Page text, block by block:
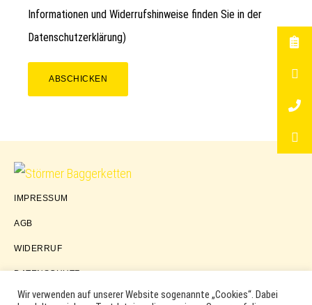
Informationen und Widerrufshinweise finden Sie in der
Datenschutzerklärung)
ABSCHICKEN
Störmer
IMPRESSUM
AGB
WIDERRUF
DATENSCHUTZ
Wir verwenden auf unserer Website sogenannte „Cookies“. Dabei